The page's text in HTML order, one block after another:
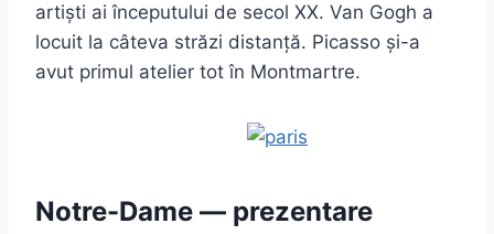
artiști ai începutului de secol XX. Van Gogh a
locuit la câteva străzi distanță. Picasso și-a
avut primul atelier tot în Montmartre.
Notre-Dame — prezentare